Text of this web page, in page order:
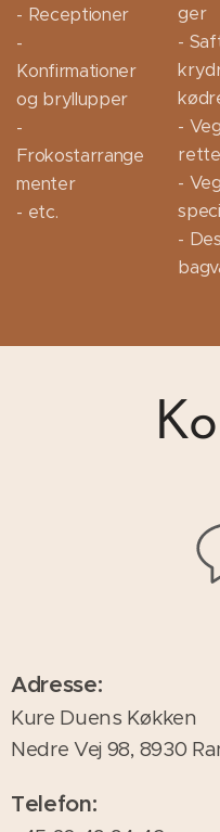
- Receptioner
-
Konfirmationer
og bryllupper
-
Frokostarrange
menter
- etc.
ger
-
-
-
-
Adresse:
Kure Duens Køkken
Nedre Vej 98, 8930
Telefon: